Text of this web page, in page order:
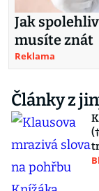
Jak
musíte znát
Reklama
Články z